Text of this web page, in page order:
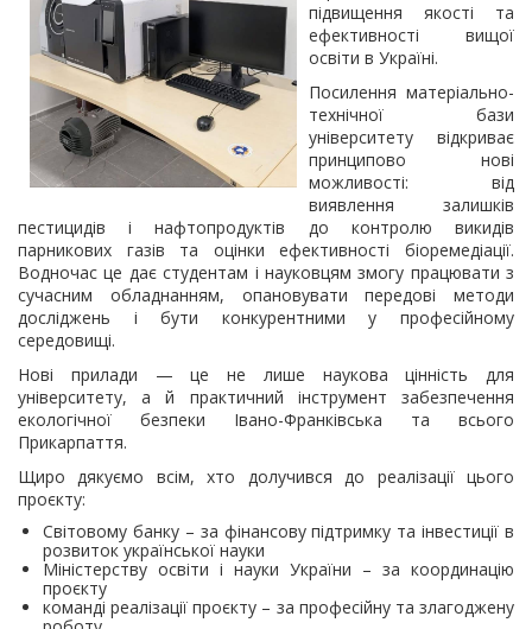
підвищення якості та
ефективності вищої
освіти в Україні.
Посилення матеріально-
технічної бази
університету відкриває
принципово нові
можливості: від
виявлення залишків
пестицидів і нафтопродуктів до контролю викидів
парникових газів та оцінки ефективності біоремедіації.
Водночас це дає студентам і науковцям змогу працювати з
сучасним обладнанням, опановувати передові методи
досліджень і бути конкурентними у професійному
середовищі.
Нові прилади — це не лише наукова цінність для
університету, а й практичний інструмент забезпечення
екологічної безпеки Івано-Франківська та всього
Прикарпаття.
Щиро дякуємо всім, хто долучився до реалізації цього
проєкту:
Світовому банку – за фінансову підтримку та інвестиції в
розвиток української науки
Міністерству освіти і науки України – за координацію
проєкту
команді реалізації проєкту – за професійну та злагоджену